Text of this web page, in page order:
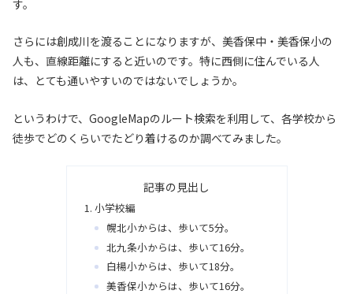
す。
さらには創成川を渡ることになりますが、美香保中・美香保小の
人も、直線距離にすると近いのです。特に西側に住んでいる人
は、とても通いやすいのではないでしょうか。
というわけで、GoogleMapのルート検索を利用して、各学校から
徒歩でどのくらいでたどり着けるのか調べてみました。
記事の見出し
小学校編
幌北小からは、歩いて5分。
北九条小からは、歩いて16分。
白楊小からは、歩いて18分。
美香保小からは、歩いて16分。